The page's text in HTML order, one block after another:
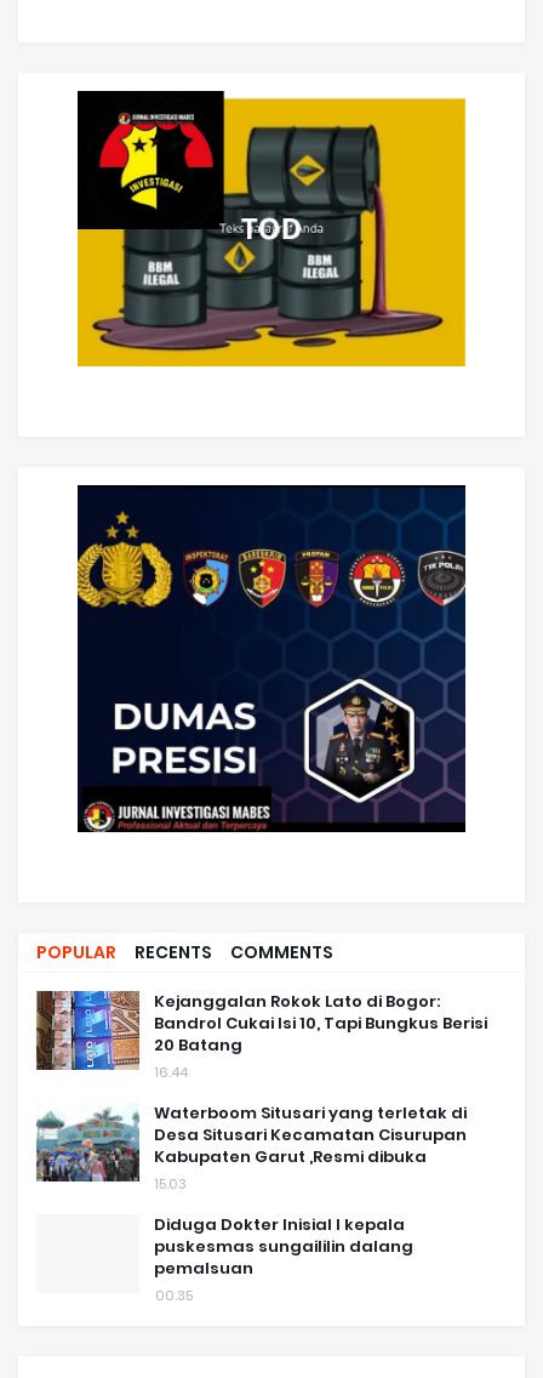
POPULAR RECENTS COMMENTS
Kejanggalan Rokok Lato di Bogor:
Bandrol Cukai Isi 10, Tapi Bungkus Berisi
20 Batang
16.44
Waterboom Situsari yang terletak di
Desa Situsari Kecamatan Cisurupan
Kabupaten Garut ,Resmi dibuka
15.03
Diduga Dokter Inisial I kepala
puskesmas sungaililin dalang
pemalsuan
00.35